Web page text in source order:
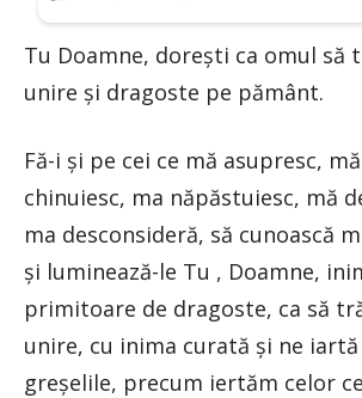
Tu Doamne, doreşti ca omul să
unire şi dragoste pe pământ.
Fă-i şi pe cei ce mă asupresc,
chinuiesc, ma năpăstuiesc, mă
ma desconsideră, să cunoască
şi luminează-le Tu , Doamne,
primitoare de dragoste, ca să
unire, cu inima curată şi ne
greşelile, precum iertăm celor